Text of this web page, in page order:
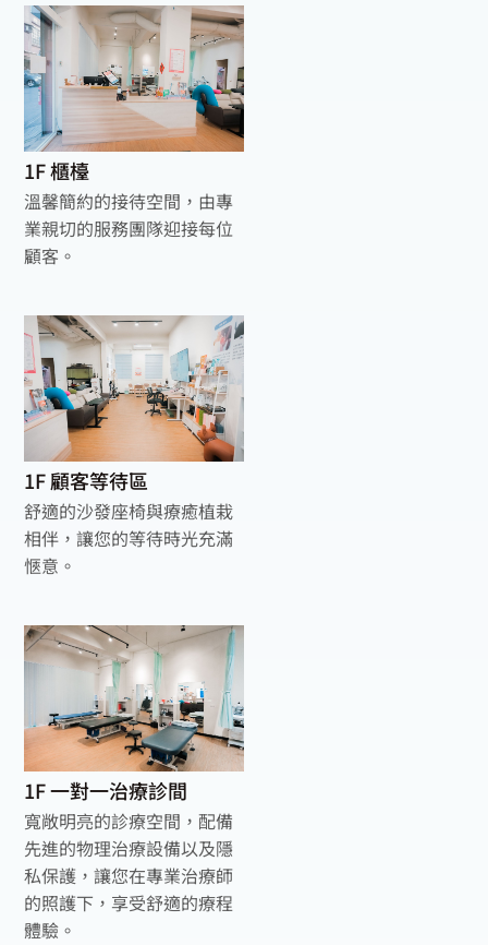
1F 櫃檯
溫馨簡約的接待空間，由專
業親切的服務團隊迎接每位
顧客。
1F 顧客等待區
舒適的沙發座椅與療癒植栽
相伴，讓您的等待時光充滿
愜意。
1F 一對一治療診間
寬敞明亮的診療空間，配備
先進的物理治療設備以及隱
私保護，讓您在專業治療師
的照護下，享受舒適的療程
體驗。